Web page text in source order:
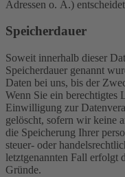
Adressen o. Ä.)
Speicherdauer
Soweit innerhalb dieser
Speicherdauer genannt
Daten bei uns, bis der
Wenn Sie ein berechtigtes
Einwilligung zur
gelöscht, sofern wir keine
die Speicherung Ihrer
steuer- oder
letztgenannten Fall erfolgt
Gründe.